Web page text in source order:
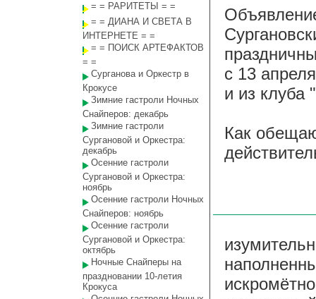
= = РАРИТЕТЫ = =
= = ДИАНА И СВЕТА В
ИНТЕРНЕТЕ = =
= = ПОИСК АРТЕФАКТОВ
= =
Сурганова и Оркестр в
Крокусе
Зимние гастроли Ночных
Снайперов: декабрь
Зимние гастроли
Сургановой и Оркестра:
декабрь
Осенние гастроли
Сургановой и Оркестра:
ноябрь
Осенние гастроли Ночных
Снайперов: ноябрь
Осенние гастроли
Сургановой и Оркестра:
октябрь
Ночные Снайперы на
праздновании 10-летия
Крокуса
с 13
и из клуба
Как